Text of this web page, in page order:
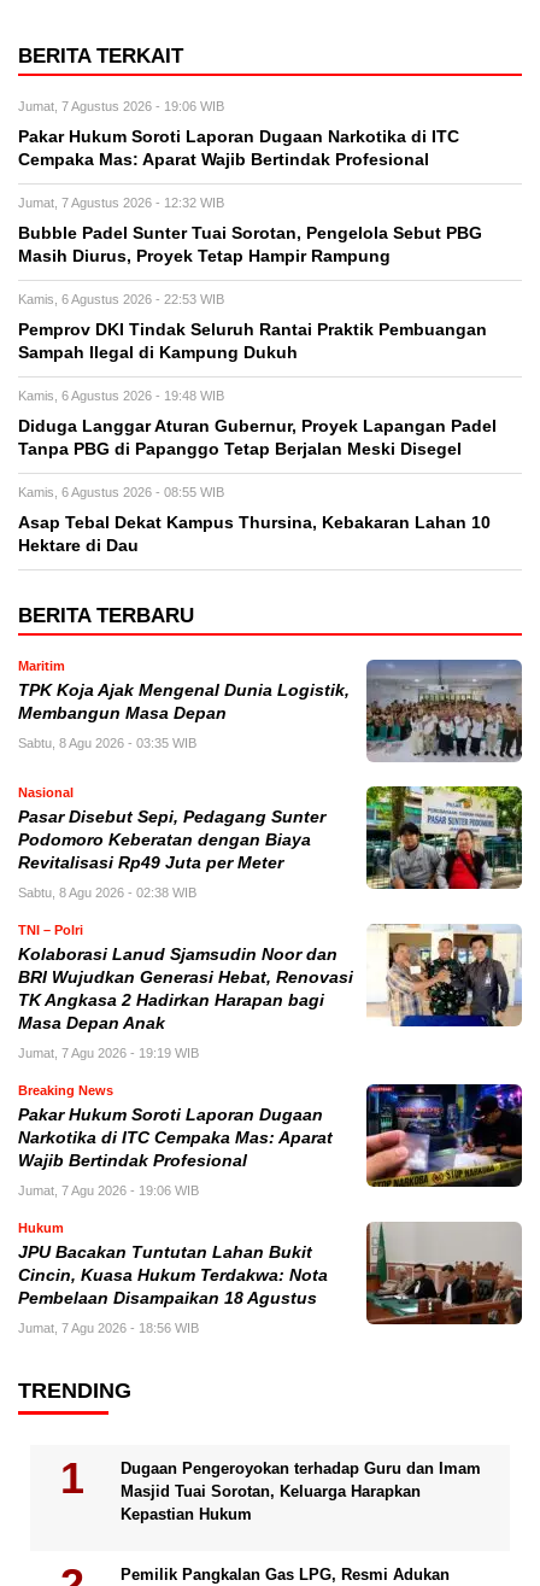
BERITA TERKAIT
Jumat, 7 Agustus 2026 - 19:06 WIB
Pakar Hukum Soroti Laporan Dugaan Narkotika di ITC
Cempaka Mas: Aparat Wajib Bertindak Profesional
Jumat, 7 Agustus 2026 - 12:32 WIB
Bubble Padel Sunter Tuai Sorotan, Pengelola Sebut PBG
Masih Diurus, Proyek Tetap Hampir Rampung
Kamis, 6 Agustus 2026 - 22:53 WIB
Pemprov DKI Tindak Seluruh Rantai Praktik Pembuangan
Sampah Ilegal di Kampung Dukuh
Kamis, 6 Agustus 2026 - 19:48 WIB
Diduga Langgar Aturan Gubernur, Proyek Lapangan Padel
Tanpa PBG di Papanggo Tetap Berjalan Meski Disegel
Kamis, 6 Agustus 2026 - 08:55 WIB
Asap Tebal Dekat Kampus Thursina, Kebakaran Lahan 10
Hektare di Dau
BERITA TERBARU
Maritim
TPK Koja Ajak Mengenal Dunia Logistik,
Membangun Masa Depan
Sabtu, 8 Agu 2026 - 03:35 WIB
Nasional
Pasar Disebut Sepi, Pedagang Sunter
Podomoro Keberatan dengan Biaya
Revitalisasi Rp49 Juta per Meter
Sabtu, 8 Agu 2026 - 02:38 WIB
TNI – Polri
Kolaborasi Lanud Sjamsudin Noor dan
BRI Wujudkan Generasi Hebat, Renovasi
TK Angkasa 2 Hadirkan Harapan bagi
Masa Depan Anak
Jumat, 7 Agu 2026 - 19:19 WIB
Breaking News
Pakar Hukum Soroti Laporan Dugaan
Narkotika di ITC Cempaka Mas: Aparat
Wajib Bertindak Profesional
Jumat, 7 Agu 2026 - 19:06 WIB
Hukum
JPU Bacakan Tuntutan Lahan Bukit
Cincin, Kuasa Hukum Terdakwa: Nota
Pembelaan Disampaikan 18 Agustus
Jumat, 7 Agu 2026 - 18:56 WIB
TRENDING
Dugaan Pengeroyokan terhadap Guru dan Imam
Masjid Tuai Sorotan, Keluarga Harapkan
Kepastian Hukum
Pemilik Pangkalan Gas LPG, Resmi Adukan